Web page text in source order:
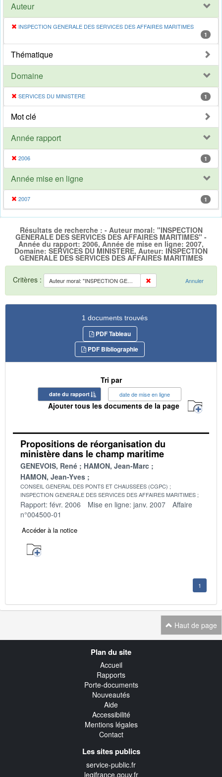
Auteur
INSPECTION GENERALE DES SERVICES DES AFFAIRES MARITIMES
1
Thématique
Domaine
SERVICES DU MINISTERE 1
Mot clé
Année rapport
2006 1
Année mise en ligne
2007 1
Résultats de recherche : - Auteur moral: "INSPECTION
GENERALE DES SERVICES DES AFFAIRES MARITIMES" -
Année du rapport: 2006, Année de mise en ligne: 2007,
Domaine: SERVICES DU MINISTERE, Auteur: INSPECTION
GENERALE DES SERVICES DES AFFAIRES MARITIMES
Critères : Auteur moral: "INSPECTION GENERALE DES SERVICES DES AFFAIRES MARITIMES" Annuler
1 documents trouvés
PDF Tableau
PDF Bibliographie
Tri par
date du rapport date de mise en ligne
Ajouter tous les documents de la page
Propositions de réorganisation du
ministère dans le champ maritime
GENEVOIS, René
HAMON, Jean-Marc
HAMON, Jean-Yves
CONSEIL GENERAL DES PONTS ET CHAUSSEES (CGPC)
INSPECTION GENERALE DES SERVICES DES AFFAIRES MARITIMES
Rapport: févr. 2006 Mise en ligne: janv. 2007
Affaire
n°004500-01
Accéder à la notice
1
Haut de page
Plan du site
Accueil
Rapports
Porte-documents
Nouveautés
Aide
Accessibilité
Mentions légales
Contact
Les sites publics
service-public.fr
legifrance.gouv.fr